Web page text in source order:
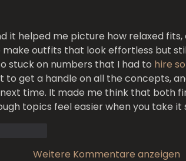
it helped me picture how relaxed
outfits that look effortless but
stuck on numbers that I had to hire
to get a handle on all the concepts,
time. It made me think that both
topics feel easier when you take it
Weitere Kommentare anzeigen